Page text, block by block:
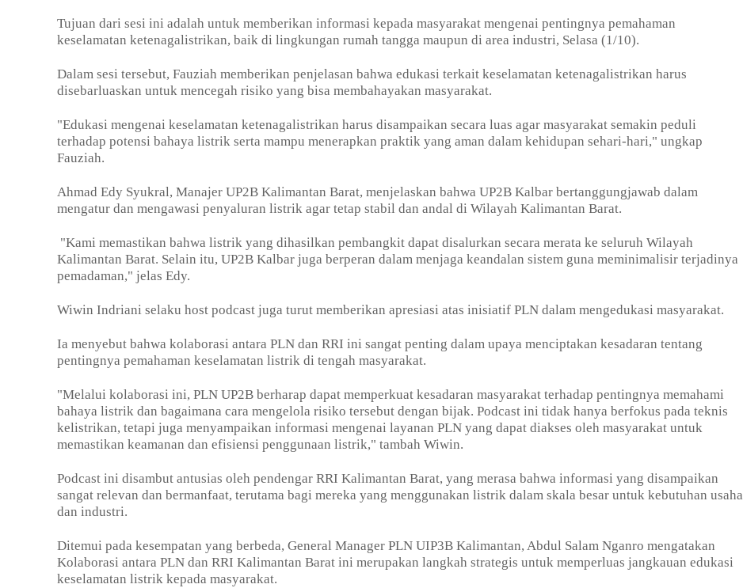
Tujuan dari sesi ini adalah untuk memberikan informasi kepada masyarakat mengenai pentingnya pemahaman
keselamatan ketenagalistrikan, baik di lingkungan rumah tangga maupun di area industri, Selasa (1/10).
Dalam sesi tersebut, Fauziah memberikan penjelasan bahwa edukasi terkait keselamatan ketenagalistrikan harus
disebarluaskan untuk mencegah risiko yang bisa membahayakan masyarakat.
"Edukasi mengenai keselamatan ketenagalistrikan harus disampaikan secara luas agar masyarakat semakin peduli
terhadap potensi bahaya listrik serta mampu menerapkan praktik yang aman dalam kehidupan sehari-hari," ungkap
Fauziah.
Ahmad Edy Syukral, Manajer UP2B Kalimantan Barat, menjelaskan bahwa UP2B Kalbar bertanggungjawab dalam
mengatur dan mengawasi penyaluran listrik agar tetap stabil dan andal di Wilayah Kalimantan Barat.
"Kami memastikan bahwa listrik yang dihasilkan pembangkit dapat disalurkan secara merata ke seluruh Wilayah
Kalimantan Barat. Selain itu, UP2B Kalbar juga berperan dalam menjaga keandalan sistem guna meminimalisir terjadinya
pemadaman," jelas Edy.
Wiwin Indriani selaku host podcast juga turut memberikan apresiasi atas inisiatif PLN dalam mengedukasi masyarakat.
Ia menyebut bahwa kolaborasi antara PLN dan RRI ini sangat penting dalam upaya menciptakan kesadaran tentang
pentingnya pemahaman keselamatan listrik di tengah masyarakat.
"Melalui kolaborasi ini, PLN UP2B berharap dapat memperkuat kesadaran masyarakat terhadap pentingnya memahami
bahaya listrik dan bagaimana cara mengelola risiko tersebut dengan bijak. Podcast ini tidak hanya berfokus pada teknis
kelistrikan, tetapi juga menyampaikan informasi mengenai layanan PLN yang dapat diakses oleh masyarakat untuk
memastikan keamanan dan efisiensi penggunaan listrik," tambah Wiwin.
Podcast ini disambut antusias oleh pendengar RRI Kalimantan Barat, yang merasa bahwa informasi yang disampaikan
sangat relevan dan bermanfaat, terutama bagi mereka yang menggunakan listrik dalam skala besar untuk kebutuhan usaha
dan industri.
Ditemui pada kesempatan yang berbeda, General Manager PLN UIP3B Kalimantan, Abdul Salam Nganro mengatakan
Kolaborasi antara PLN dan RRI Kalimantan Barat ini merupakan langkah strategis untuk memperluas jangkauan edukasi
keselamatan listrik kepada masyarakat.